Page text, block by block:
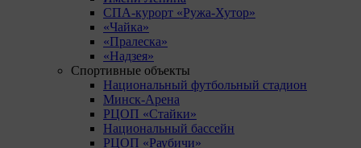
СПА-курорт «Ружа-Хутор»
«Чайка»
«Пралеска»
«Надзея»
Спортивные объекты
Национальный футбольный стадион
Минск-Арена
РЦОП «Стайки»
Национальный бассейн
РЦОП «Раубичи»